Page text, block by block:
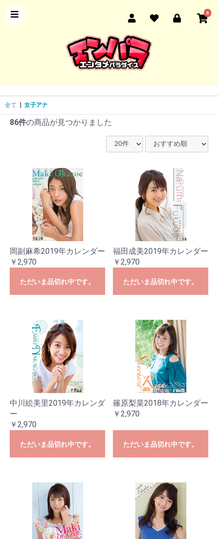
0
全て | 女子アナ
86件の商品が見つかりました
岡副麻希2019年カレンダー
￥2,970
ただいま品切れ中です。
福田成美2019年カレンダー
￥2,970
ただいま品切れ中です。
中川絵美里2019年カレンダ
ー
￥2,970
ただいま品切れ中です。
篠原梨菜2018年カレンダー
￥2,970
ただいま品切れ中です。
お買い物を続ける カートへ進む